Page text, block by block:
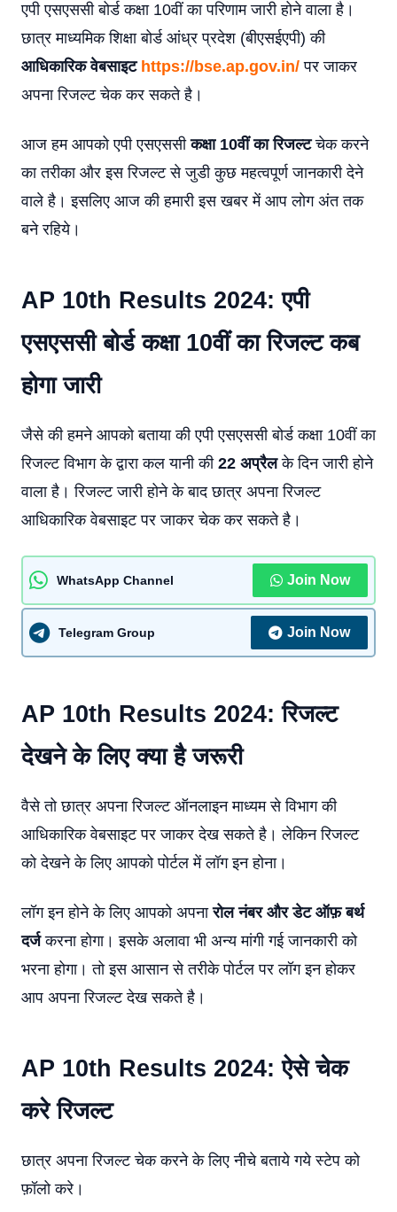
एपी एसएससी बोर्ड कक्षा 10वीं का परिणाम जारी होने वाला है।
छात्र माध्यमिक शिक्षा बोर्ड आंध्र प्रदेश (बीएसईएपी) की
आधिकारिक वेबसाइट https://bse.ap.gov.in/ पर जाकर
अपना रिजल्ट चेक कर सकते है।
आज हम आपको एपी एसएससीकक्षा 10वीं का रिजल्टचेक करने
का तरीका और इस रिजल्ट से जुडी कुछ महत्वपूर्ण जानकारी देने
वाले है। इसलिए आज की हमारी इस खबर में आप लोग अंत तक
बने रहिये।
AP 10th Results 2024: एपी
एसएससी बोर्ड कक्षा 10वीं का रिजल्ट कब
होगा जारी
जैसे की हमने आपको बताया की एपी एसएससी बोर्ड कक्षा 10वीं का
रिजल्ट विभाग के द्वारा कल यानी की 22 अप्रैलके दिन जारी होने
वाला है। रिजल्ट जारी होने के बाद छात्र अपना रिजल्ट
आधिकारिक वेबसाइट पर जाकर चेक कर सकते है।
WhatsApp Channel Join Now
Telegram Group Join Now
AP 10th Results 2024: रिजल्ट
देखने के लिए क्या है जरूरी
वैसे तो छात्र अपना रिजल्ट ऑनलाइन माध्यम से विभाग की
आधिकारिक वेबसाइट पर जाकर देख सकते है। लेकिन रिजल्ट
को देखने के लिए आपको पोर्टल में लॉग इन होना।
लॉग इन होने के लिए आपको अपनारोल नंबर और डेट ऑफ़ बर्थ
दर्जकरना होगा। इसके अलावा भी अन्य मांगी गई जानकारी को
भरना होगा। तो इस आसान से तरीके पोर्टल पर लॉग इन होकर
आप अपना रिजल्ट देख सकते है।
AP 10th Results 2024: ऐसे चेक
करे रिजल्ट
छात्र अपना रिजल्ट चेक करने के लिए नीचे बताये गये स्टेप को
फ़ॉलो करे।